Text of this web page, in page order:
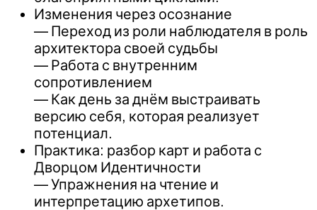
Изменения через осознание
— Переход из роли наблюдателя в роль
архитектора своей судьбы
— Работа с внутренним
сопротивлением
— Как день за днём выстраивать
версию себя, которая реализует
потенциал.
Практика: разбор карт и работа с
Дворцом Идентичности
— Упражнения на чтение и
интерпретацию архетипов.